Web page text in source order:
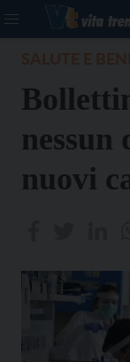
nessun
nuovi